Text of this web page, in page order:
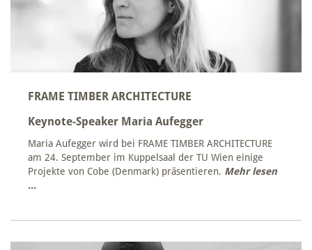
FRAME TIMBER ARCHITECTURE
Keynote-Speaker Maria Aufegger
Maria Aufegger wird bei FRAME TIMBER ARCHITECTURE
am 24. September im Kuppelsaal der TU Wien einige
Projekte von Cobe (Denmark) präsentieren. Mehr lesen
...